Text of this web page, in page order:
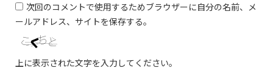
次回のコメントで使用するためブラウザーに自分の名前、メ
ールアドレス、サイトを保存する。
上に表示された文字を入力してください。